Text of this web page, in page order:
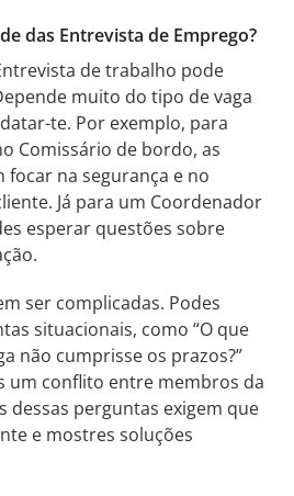
das Entrevista de Emprego?
de trabalho pode
muito do tipo de vaga
te. Por exemplo, para
Comissário de bordo, as
focar na segurança e no
Já para um Coordenador
esperar questões sobre
ser complicadas. Podes
situacionais, como “O que
não cumprisse os prazos?”
um conflito entre membros da
dessas perguntas exigem que
e mostres soluções